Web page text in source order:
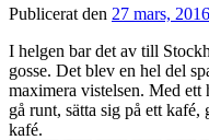
Publicerat den 27 mars, 2016
I helgen bar det av till
gosse. Det blev en hel del
maximera vistelsen. Med ett
gå runt, sätta sig på ett kafé,
kafé.